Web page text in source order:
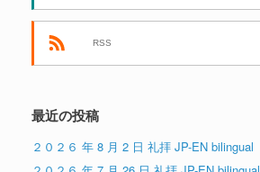
RSS
最近の投稿
２０２６ 年 8 月 2 日 礼拝 JP-EN bilingual